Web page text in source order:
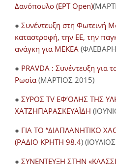
Δανόπουλο (ΕΡΤ Open)
● Συνέντευξη στη Φωτεινή
καταστροφή, την ΕΕ, την
ανάγκη για ΜΕΚΕΑ
● PRAVDA : Συνέντευξη για
Ρωσία (ΜΑΡΤΙΟΣ 2015)
● ΣΥΡΟΣ TV ΕΦ’ΟΛΗΣ ΤΗΣ
ΧΑΤΖΗΠΑΡΑΣΚΕΥΑΪΔΗ
● ΓΙΑ ΤΟ “ΔΙΑΠΛΑΝΗΤΙΚΟ
(ΡΑΔΙΟ ΚΡΗΤΗ 98.4)
● ΣΥΝΕΝΤΕΥΞΗ ΣΤΗΝ